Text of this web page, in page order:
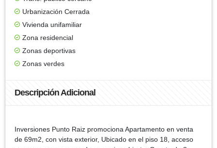
Urbanización Cerrada
Vivienda unifamiliar
Zona residencial
Zonas deportivas
Zonas verdes
Descripción Adicional
Inversiones Punto Raiz promociona Apartamento en venta
de 69m2, con vista exterior, Ubicado en el piso 18, acceso